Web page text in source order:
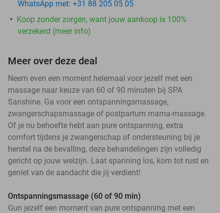
WhatsApp met: +31 88 205 05 05
Koop zonder zorgen, want jouw aankoop is 100%
verzekerd (meer info)
Meer over deze deal
Neem even een moment helemaal voor jezelf met een
massage naar keuze van 60 of 90 minuten bij SPA
Sanshine. Ga voor een ontspanningsmassage,
zwangerschapsmassage of postpartum mama-massage.
Of je nu behoefte hebt aan pure ontspanning, extra
comfort tijdens je zwangerschap of ondersteuning bij je
herstel na de bevalling, deze behandelingen zijn volledig
gericht op jouw welzijn. Laat spanning los, kom tot rust en
geniet van de aandacht die jij verdient!
Ontspanningsmassage (60 of 90 min)
Gun jezelf een moment van pure ontspanning met een